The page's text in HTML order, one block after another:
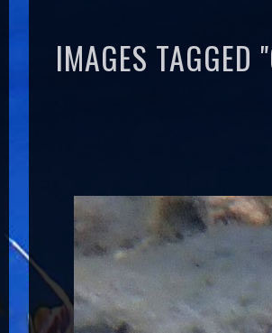
IMAGES TAGGED